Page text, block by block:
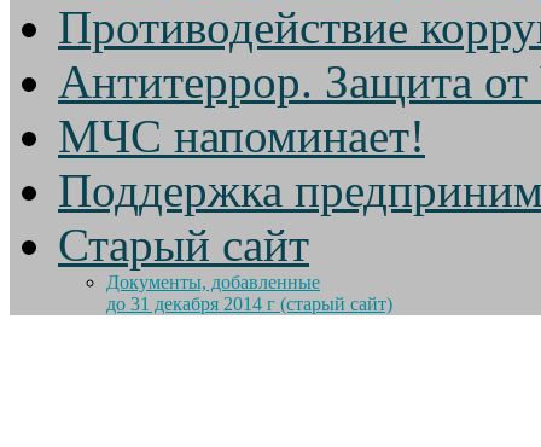
Противодействие
Антитеррор. Защита
МЧС напоминает!
Поддержка
Старый сайт
Документы, добавленные
до 31 декабря 2014 г (старый сайт)